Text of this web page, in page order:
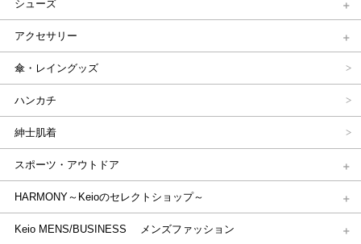
シューズ
アクセサリー
傘・レイングッズ
ハンカチ
紳士肌着
スポーツ・アウトドア
HARMONY～Keioのセレクトショップ～
Keio MENS/BUSINESS メンズファッション